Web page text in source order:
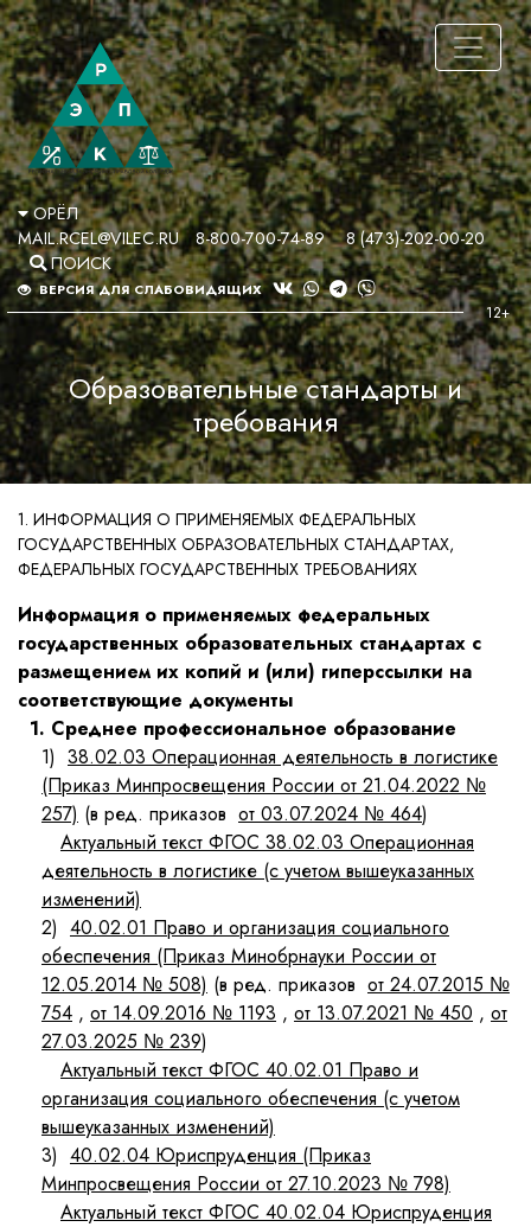
ОРЁЛ
MAIL.RCEL@VILEC.RU
8-800-700-74-89
8 (473)-202-00-20
ПОИСК
ВЕРСИЯ ДЛЯ СЛАБОВИДЯЩИХ
Образовательные стандарты и
требования
1. ИНФОРМАЦИЯ О ПРИМЕНЯЕМЫХ ФЕДЕРАЛЬНЫХ
ГОСУДАРСТВЕННЫХ ОБРАЗОВАТЕЛЬНЫХ СТАНДАРТАХ,
ФЕДЕРАЛЬНЫХ ГОСУДАРСТВЕННЫХ ТРЕБОВАНИЯХ
Информация о применяемых федеральных
государственных образовательных стандартах с
размещением их копий и (или) гиперссылки на
соответствующие документы
1. Среднее профессиональное образование
1) 38.02.03 Операционная деятельность в логистике
(Приказ Минпросвещения России от 21.04.2022 №
257) (в ред. приказов от 03.07.2024 № 464)
Актуальный текст ФГОС 38.02.03 Операционная
деятельность в логистике (с учетом вышеуказанных
изменений)
2) 40.02.01 Право и организация социального
обеспечения (Приказ Минобрнауки России от
12.05.2014 № 508) (в ред. приказов от 24.07.2015 №
754 , от 14.09.2016 № 1193 , от 13.07.2021 № 450 , от
27.03.2025 № 239)
Актуальный текст ФГОС 40.02.01 Право и
организация социального обеспечения (с учетом
вышеуказанных изменений)
3) 40.02.04 Юриспруденция (Приказ
Минпросвещения России от 27.10.2023 № 798)
Актуальный текст ФГОС 40.02.04 Юриспруденция